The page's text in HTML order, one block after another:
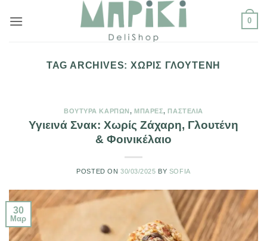
στο
0
TAG ARCHIVES: ΧΩΡΊΣ ΓΛΟΥΤΈΝΗ
ΒΟΎΤΥΡΑ ΚΑΡΠΏΝ, ΜΠΆΡΕΣ,ΠΑΣΤΈΛΙΑ
Υγιεινά Σνακ: Χωρίς Ζάχαρη, Γλουτένη
& Φοινικέλαιο
POSTED ON 30/03/2025 BY SOFIA
30
Μαρ